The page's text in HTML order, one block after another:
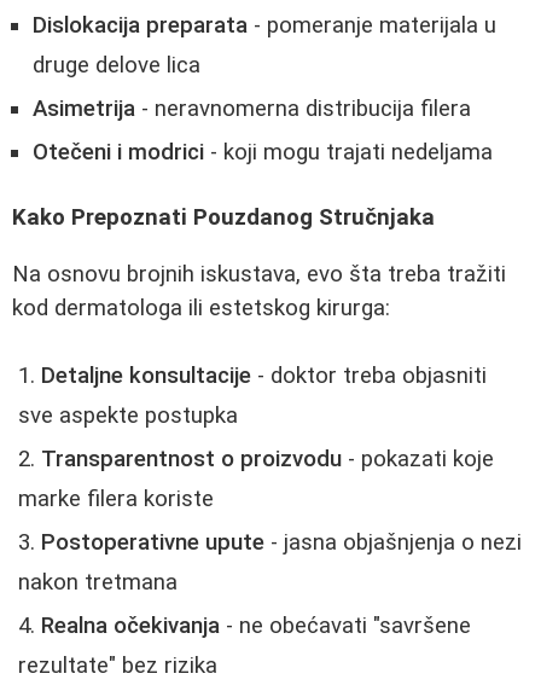
Dislokacija preparata - pomeranje materijala u
druge delove lica
Asimetrija - neravnomerna distribucija filera
Otečeni i modrici - koji mogu trajati nedeljama
Kako Prepoznati Pouzdanog Stručnjaka
Na osnovu brojnih iskustava, evo šta treba tražiti
kod dermatologa ili estetskog kirurga:
Detaljne konsultacije - doktor treba objasniti
sve aspekte postupka
Transparentnost o proizvodu - pokazati koje
marke filera koriste
Postoperativne upute - jasna objašnjenja o nezi
nakon tretmana
Realna očekivanja - ne obećavati "savršene
rezultate" bez rizika